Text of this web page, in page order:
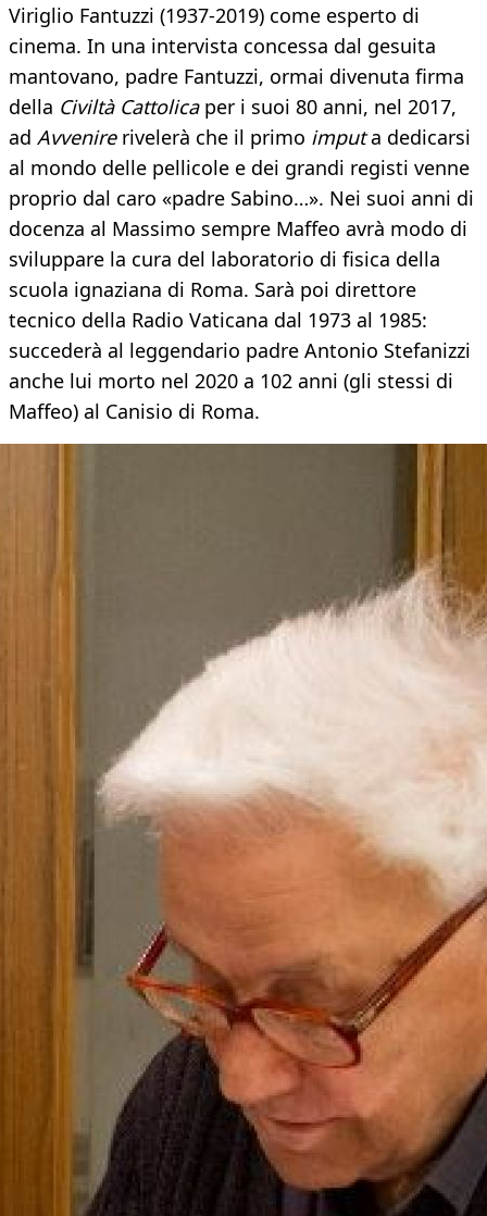
Viriglio Fantuzzi (1937-2019) come esperto di
cinema. In una intervista concessa dal gesuita
mantovano, padre Fantuzzi, ormai divenuta firma
della Civiltà Cattolica per i suoi 80 anni, nel 2017,
ad Avvenire rivelerà che il primo imputa dedicarsi
al mondo delle pellicole e dei grandi registi venne
proprio dal caro «padre Sabino…». Nei suoi anni di
docenza al Massimo sempre Maffeo avrà modo di
sviluppare la cura del laboratorio di fisica della
scuola ignaziana di Roma. Sarà poi direttore
tecnico della Radio Vaticana dal 1973 al 1985:
succederà al leggendario padre Antonio Stefanizzi
anche lui morto nel 2020 a 102 anni (gli stessi di
Maffeo) al Canisio di Roma.